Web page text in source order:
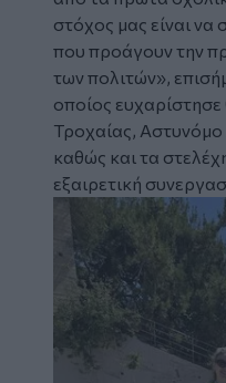
στόχος μας είναι να
που προάγουν την
των πολιτών»,
οποίος ευχαρίστησε
Τροχαίας,
καθώς και τα
εξαιρετική